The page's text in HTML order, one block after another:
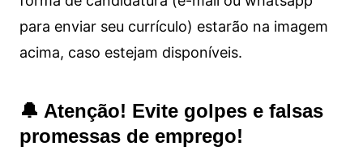
para enviar seu currículo) estarão na imagem
acima, caso estejam disponíveis.
🔔 Atenção! Evite golpes e falsas
promessas de emprego!